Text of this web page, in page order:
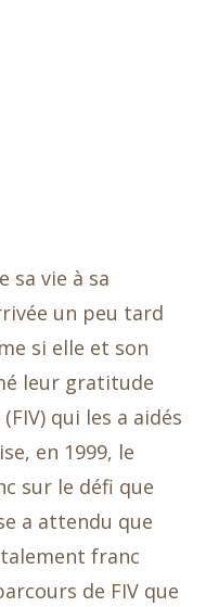
sa vie à sa
un peu tard
si elle et son
leur gratitude
qui les a aidés
en 1999, le
sur le défi que
a attendu que
franc
de FIV que